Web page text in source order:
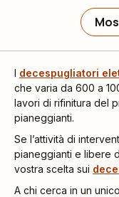
I decespugliatori
che varia da 600 a
lavori di rifinitura del
pianeggianti.
Se l’attività di
pianeggianti e libere
vostra scelta sui
A chi cerca in un